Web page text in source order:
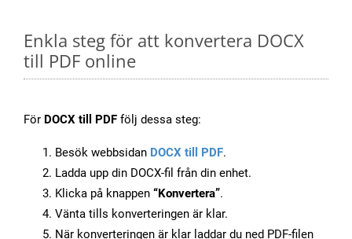
Enkla steg för att konvertera DOCX
till PDF online
För DOCX till PDF följ dessa steg:
Besök webbsidan DOCX till PDF.
Ladda upp din DOCX-fil från din enhet.
Klicka på knappen “Konvertera”.
Vänta tills konverteringen är klar.
När konverteringen är klar laddar du ned PDF-filen